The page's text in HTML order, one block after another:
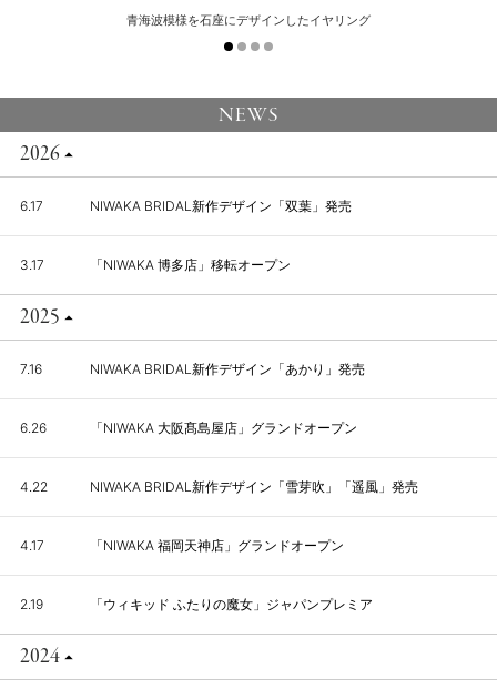
青海波模様を石座にデザインしたイヤリング
NEWS
2026
6.17 NIWAKA BRIDAL新作デザイン「双葉」発売
3.17 「NIWAKA 博多店」移転オープン
2025
7.16 NIWAKA BRIDAL新作デザイン「あかり」発売
6.26 「NIWAKA 大阪髙島屋店」グランドオープン
4.22 NIWAKA BRIDAL新作デザイン「雪芽吹」「遥風」発売
4.17 「NIWAKA 福岡天神店」グランドオープン
2.19 「ウィキッド ふたりの魔女」ジャパンプレミア
2024